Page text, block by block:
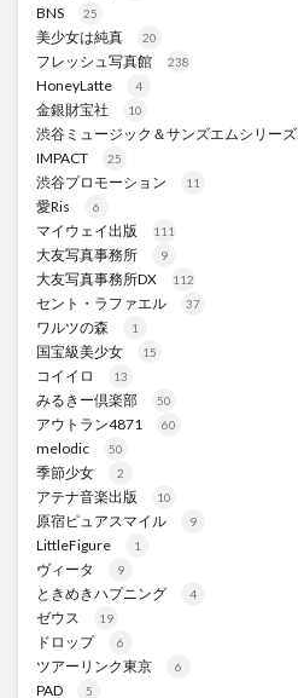
BNS 25
美少女は純真 20
フレッシュ写真館 238
HoneyLatte 4
金銀財宝社 10
渋谷ミュージック＆サンズエムシリーズ
IMPACT 25
渋谷プロモーション 11
愛Ris 6
マイウェイ出版 111
大友写真事務所 9
大友写真事務所DX 112
セント・ラファエル 37
ワルツの森 1
国宝級美少女 15
コイイロ 13
みるきー倶楽部 50
アウトラン4871 60
melodic 50
季節少女 2
アテナ音楽出版 10
原宿ピュアスマイル 9
LittleFigure 1
ヴィータ 9
ときめきハプニング 4
ゼウス 19
ドロップ 6
ツアーリンク東京 6
PAD 5